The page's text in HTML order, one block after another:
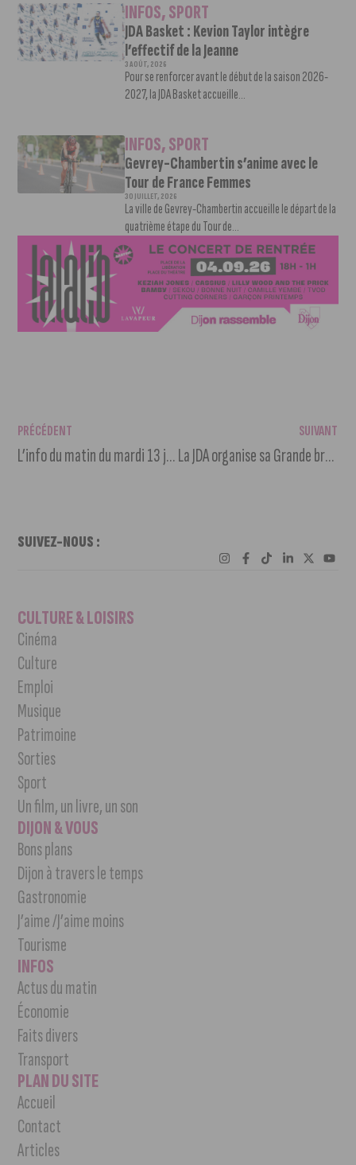
INFOS,SPORT
JDA Basket : Kevion Taylor intègre
l’effectif de la Jeanne
3 AOÛT, 2026
Pour se renforcer avant le début de la saison 2026-
2027, la JDA Basket accueille...
INFOS,SPORT
Gevrey-Chambertin s’anime avec le
Tour de France Femmes
30 JUILLET, 2026
La ville de Gevrey-Chambertin accueille le départ de la
quatrième étape du Tour de...
PRÉCÉDENT
L’info du matin du mardi 13 juin 2023
SUIVANT
La JDA organise sa Grande braderie
SUIVEZ-NOUS :
CULTURE & LOISIRS
Cinéma
Culture
Emploi
Musique
Patrimoine
Sorties
Sport
Un film, un livre, un son
DIJON & VOUS
Bons plans
Dijon à travers le temps
Gastronomie
J’aime /J’aime moins
Tourisme
INFOS
Actus du matin
Économie
Faits divers
Transport
PLAN DU SITE
Accueil
Contact
Articles